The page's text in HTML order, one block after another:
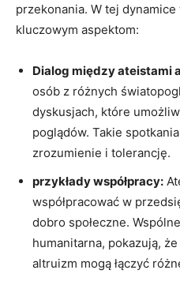
przekonania. W tej‍
kluczowym aspektom:
Dialog między ateistami
osób z różnych
dyskusjach, które
poglądów.‌ Takie
zrozumienie i tolerancję.
przykłady współpracy:
współpracować w
dobro społeczne.​
humanitarna, pokazują,
altruizm mogą łączyć